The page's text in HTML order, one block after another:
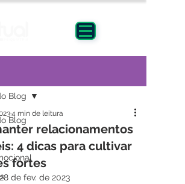
Blog
Blog
relacionamentos
4 dicas para cultivar
fortes
4 min de leitura
28 de fev. de 2023